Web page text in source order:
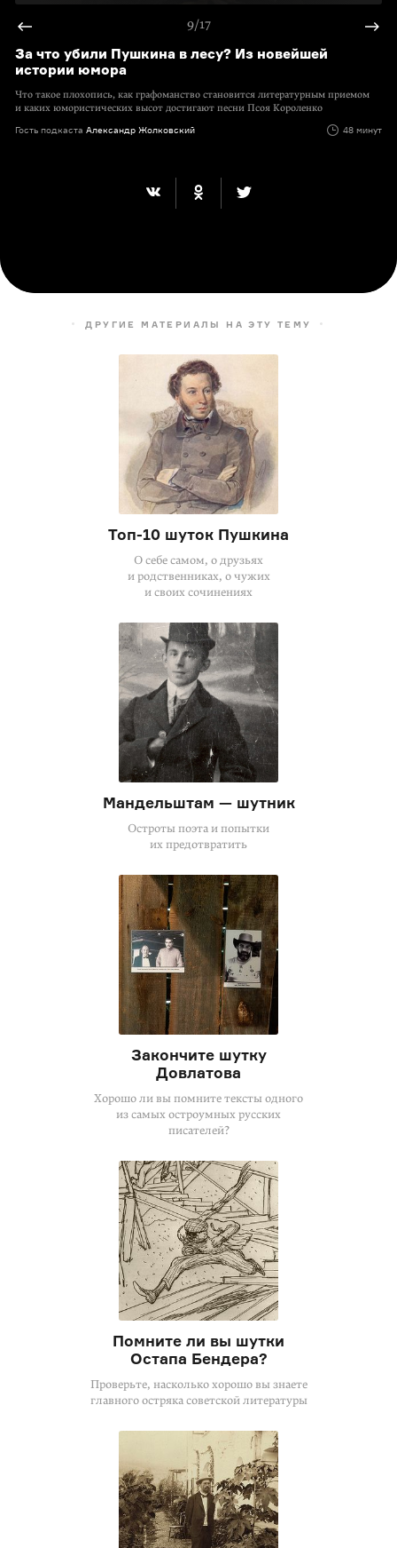
9/17
За что убили Пушкина в лесу? Из новейшей
истории юмора
Что такое плохопись, как графоманство становится литературным приемом
и каких юмористических высот достигают песни Псоя Короленко
Гость подкаста Александр Жолковский 48 минут
ДРУГИЕ МАТЕРИАЛЫ НА ЭТУ ТЕМУ
Топ-10 шуток Пушкина
О себе самом, о друзьях
и родственниках, о чужих
и своих сочинениях
Мандельштам — шутник
Остроты поэта и попытки
их предотвратить
Закончите шутку
Довлатова
Хорошо ли вы помните тексты одного
из самых остроумных русских
писателей?
Помните ли вы шутки
Остапа Бендера?
Проверьте, насколько хорошо вы знаете
главного остряка советской литературы